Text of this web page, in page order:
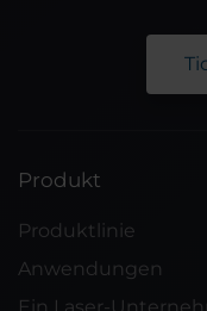
Produkt
Produktlinie
Anwendungen